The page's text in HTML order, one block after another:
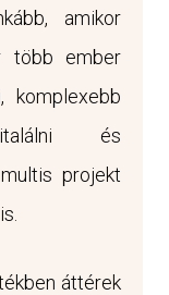
amikor
több ember
komplexebb
és
projekt
áttérek